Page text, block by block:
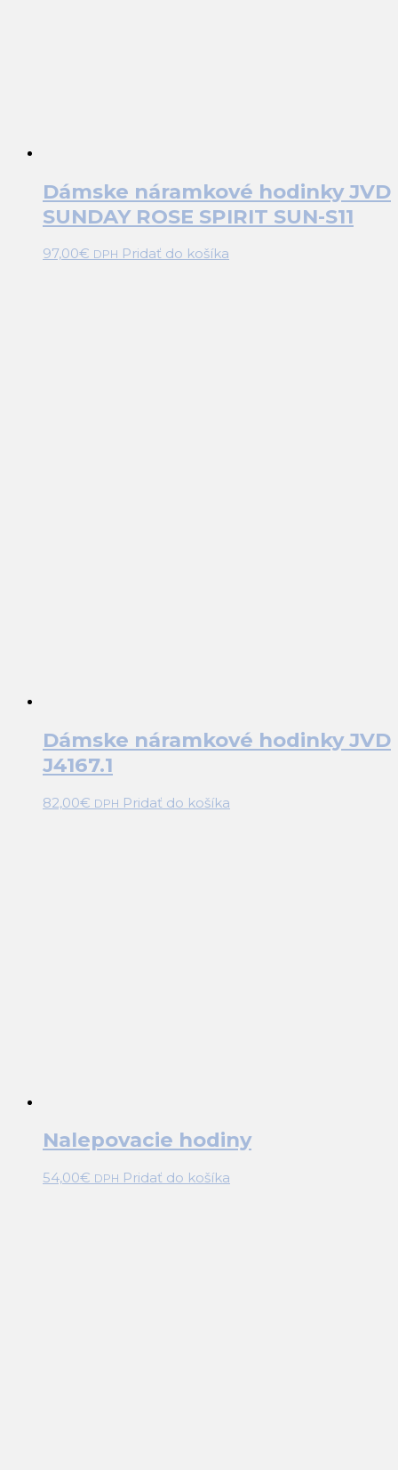
Dámske náramkové hodinky JVD
SUNDAY ROSE SPIRIT SUN-S11
97,00€ DPH Pridať do košíka
Dámske náramkové hodinky JVD
J4167.1
82,00€ DPH Pridať do košíka
Nalepovacie hodiny
54,00€ DPH Pridať do košíka